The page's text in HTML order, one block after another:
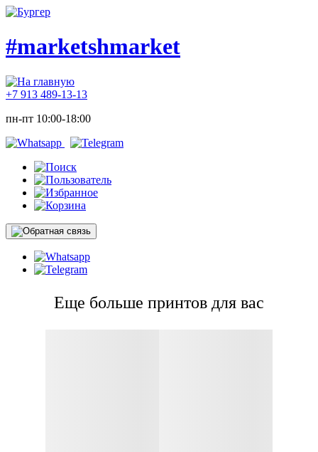
#marketshmarket
+7 913 489-13-13
пн-пт 10:00-18:00
Еще больше принтов для вас